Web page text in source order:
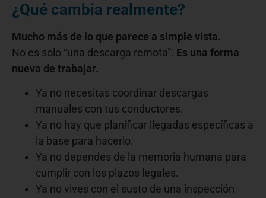
¿Qué cambia realmente?
Mucho más de lo que parece a simple vista.
No es solo “una descarga remota”. Es una forma
nueva de trabajar.
Ya no necesitas coordinar descargas
manuales con tus conductores.
Ya no hay que planificar llegadas específicas a
la base para hacerlo.
Ya no dependes de la memoria humana para
cumplir con los plazos legales.
Ya no vives con el susto de una inspección